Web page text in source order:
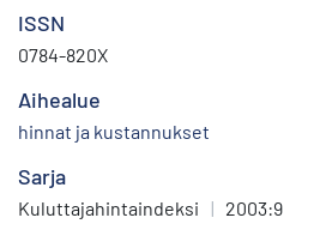
ISSN
0784-820X
Aihealue
hinnat ja kustannukset
Sarja
Kuluttajahintaindeksi | 2003:9